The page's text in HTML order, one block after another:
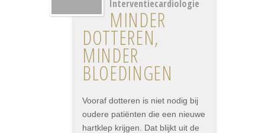
Interventiecardiologie
MINDER
DOTTEREN,
MINDER
BLOEDINGEN
Vooraf dotteren is niet nodig bij
oudere patiënten die een nieuwe
hartklep krijgen. Dat blijkt uit de